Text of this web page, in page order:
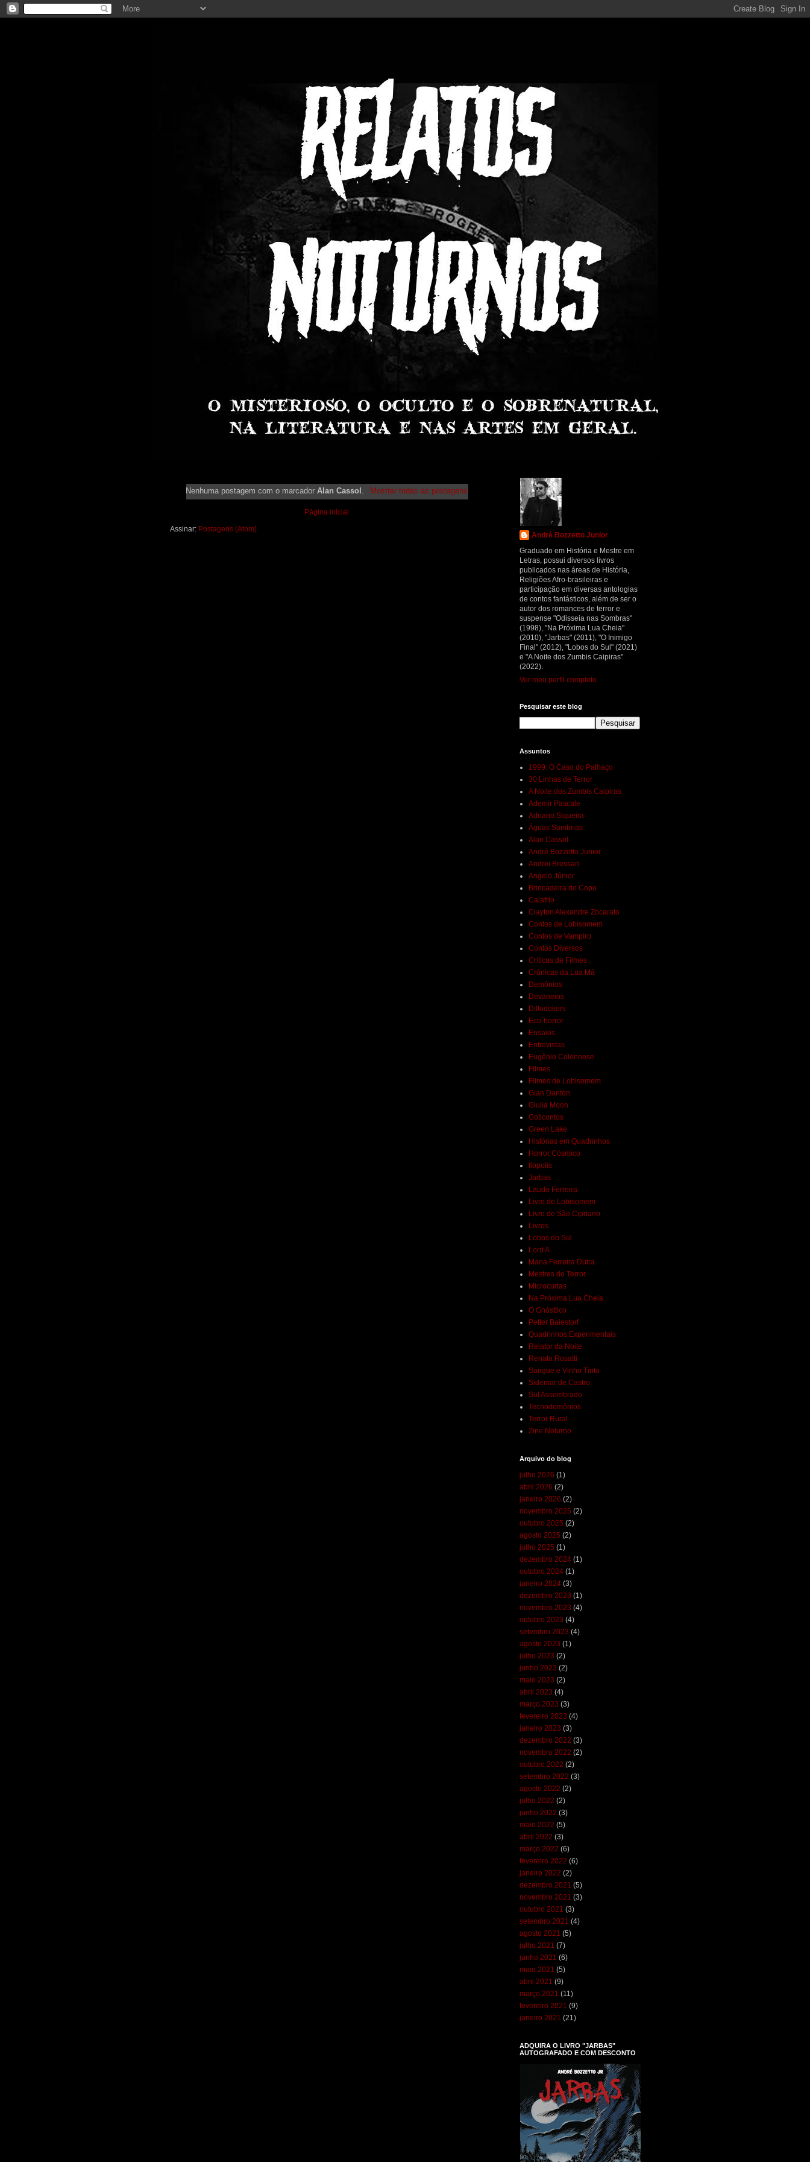
Nenhuma postagem com o marcadorAlan Cassol Mostrar todas as postagens
Página inicial
Assinar: Postagens (Atom)
André Bozzetto Junior
Graduado em História e Mestre em
Letras, possui diversos livros
publicados nas áreas de História,
Religiões Afro-brasileiras e
participação em diversas antologias
de contos fantásticos, além de ser o
autor dos romances de terror e
suspense "Odisseia nas Sombras"
(1998), "Na Próxima Lua Cheia"
(2010), "Jarbas" (2011), "O Inimigo
Final" (2012), "Lobos do Sul" (2021)
e "A Noite dos Zumbis Caipiras"
(2022).
Ver meu perfil completo
Pesquisar este blog
Assuntos
1999: O Caso do Palhaço
30 Linhas de Terror
A Noite dos Zumbis Caipiras
Ademir Pascale
Adriano Siqueira
Águas Sombrias
Alan Cassol
André Bozzetto Junior
Andrei Bressan
Angelo Júnior
Brincadeira do Copo
Calafrio
Clayton Alexandre Zocarato
Contos de Lobisomem
Contos de Vampiro
Contos Diversos
Críticas de Filmes
Crônicas da Lua Má
Demônios
Devaneios
Dillodokers
Eco-horror
Ensaios
Entrevistas
Eugênio Colonnese
Filmes
Filmes de Lobisomem
Gian Danton
Giulia Moon
Goticontos
Green Lake
Histórias em Quadrinhos
Horror Cósmico
Ilópolis
Jarbas
Laudo Ferreira
Livro de Lobisomem
Livro de São Cipriano
Livros
Lobos do Sul
Lord A
Maria Ferreira Dutra
Mestres do Terror
Microcurtas
Na Próxima Lua Cheia
O Gnósttico
Petter Baiestorf
Quadrinhos Experimentais
Relator da Noite
Renato Rosatti
Sangue e Vinho Tinto
Sidemar de Castro
Sul Assombrado
Tecnodemônios
Terror Rural
Zine Noturno
Arquivo do blog
julho 2026 (1)
abril 2026 (2)
janeiro 2026 (2)
novembro 2025 (2)
outubro 2025 (2)
agosto 2025 (2)
julho 2025 (1)
dezembro 2024 (1)
outubro 2024 (1)
janeiro 2024 (3)
dezembro 2023 (1)
novembro 2023 (4)
outubro 2023 (4)
setembro 2023 (4)
agosto 2023 (1)
julho 2023 (2)
junho 2023 (2)
maio 2023 (2)
abril 2023 (4)
março 2023 (3)
fevereiro 2023 (4)
janeiro 2023 (3)
dezembro 2022 (3)
novembro 2022 (2)
outubro 2022 (2)
setembro 2022 (3)
agosto 2022 (2)
julho 2022 (2)
junho 2022 (3)
maio 2022 (5)
abril 2022 (3)
março 2022 (6)
fevereiro 2022 (6)
janeiro 2022 (2)
dezembro 2021 (5)
novembro 2021 (3)
outubro 2021 (3)
setembro 2021 (4)
agosto 2021 (5)
julho 2021 (7)
junho 2021 (6)
maio 2021 (5)
abril 2021 (9)
março 2021 (11)
fevereiro 2021 (9)
janeiro 2021 (21)
ADQUIRA O LIVRO "JARBAS"
AUTOGRAFADO E COM DESCONTO